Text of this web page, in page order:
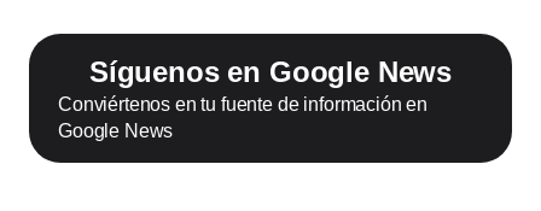
Síguenos en Google News
Conviértenos en tu fuente de información en
Google News